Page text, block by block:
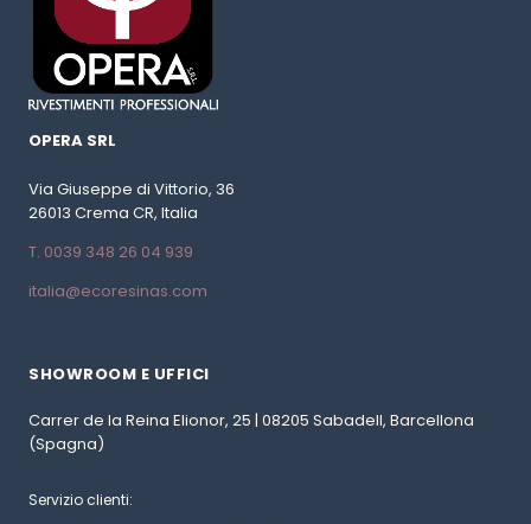
OPERA SRL
Via Giuseppe di Vittorio, 36
26013 Crema CR, Italia
T. 0039 348 26 04 939
italia@ecoresinas.com
SHOWROOM E UFFICI
Carrer de la Reina Elionor, 25 | 08205 Sabadell, Barcellona
(Spagna)
Servizio clienti: